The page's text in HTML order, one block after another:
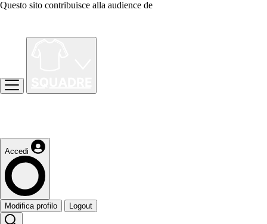
Questo sito contribuisce alla audience de
Accedi
Modifica profilo Logout